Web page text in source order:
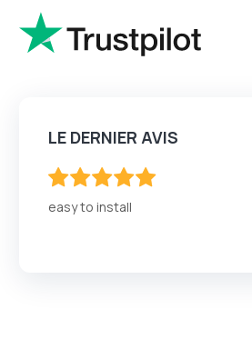
LE DERNIER AVIS
easy to install